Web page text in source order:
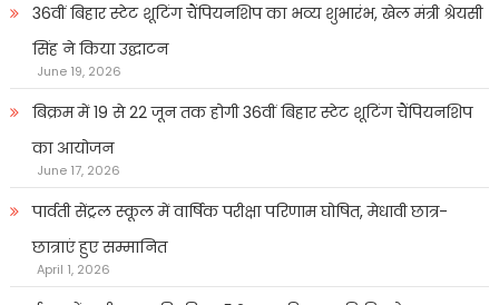
36वीं बिहार स्टेट शूटिंग चैंपियनशिप का भव्य शुभारंभ, खेल मंत्री श्रेयसी
सिंह ने किया उद्घाटन
June 19, 2026
बिक्रम में 19 से 22 जून तक होगी 36वीं बिहार स्टेट शूटिंग चैंपियनशिप
का आयोजन
June 17, 2026
पार्वती सेंट्रल स्कूल में वार्षिक परीक्षा परिणाम घोषित, मेधावी छात्र-
छात्राएं हुए सम्मानित
April 1, 2026